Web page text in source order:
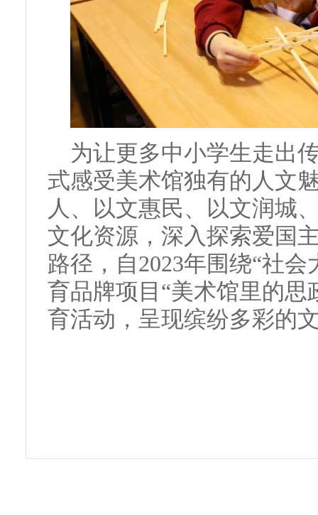
为让更多中小学生走出
式感受美术馆独有的人文
人、以文惠民、以文润城
文化资源，深入探索爱国
路径，自2023年围绕“社
育品牌项目“美术馆里的
育活动，呈现缤纷多彩的